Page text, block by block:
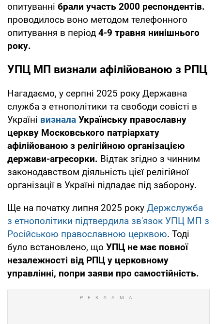
опитуванні брали участь 2000 респондентів.
проводилось воно методом телефонного
опитування в період 4-9 травня нинішнього
року.
УПЦ МП визнали афілійованою з РПЦ
Нагадаємо, у серпні 2025 року Державна
служба з етнополітики та свободи совісті в
Україні визнала Українську православну
церкву Московського патріархату
афілійованою з релігійною організацією
держави-агресорки. Відтак згідно з чинним
законодавством діяльність цієї релігійної
організації в Україні підпадає під заборону.
Ще на початку липня 2025 року Держслужба
з етнополітики підтвердила зв'язок УПЦ МП з
Російською православною церквою. Тоді
було встановлено, що УПЦ не має повної
незалежності від РПЦ у церковному
управлінні, попри заяви про самостійність.